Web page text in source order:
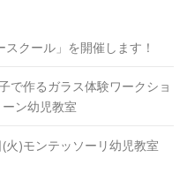
クール」を開催します！
で作るガラス体験ワークショ
ン幼児教室
火)モンテッソーリ幼児教室